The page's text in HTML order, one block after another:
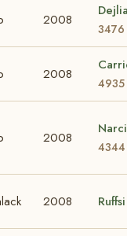
2008
3476
2008
4935
2008
4344
2008